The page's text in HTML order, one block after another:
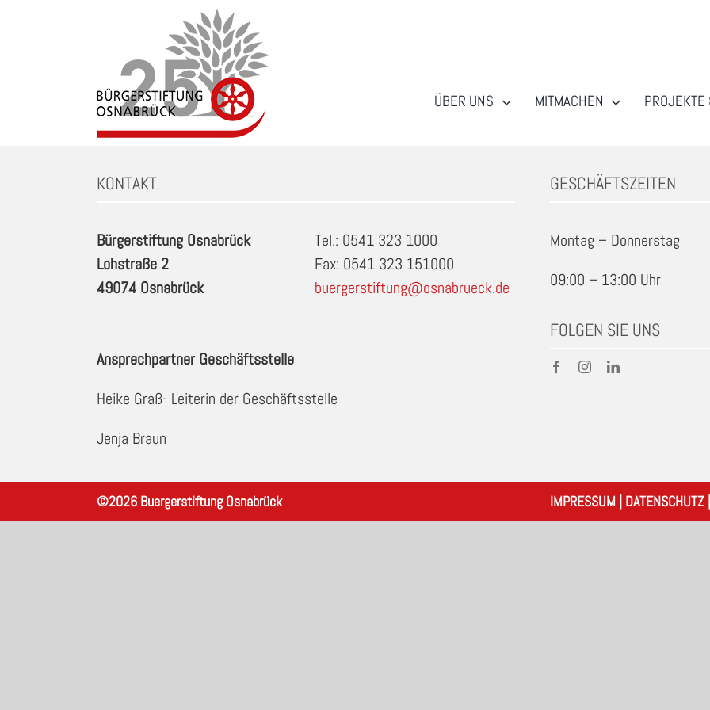
ÜBER UNS MITMACHEN PROJEKTE
Schlagwort: Kinderschwimmen ab 4 Jahren in Osnabrueck
KONTAKT
Bürgerstiftung Osnabrück
Lohstraße 2
49074 Osnabrück
Tel.: 0541 323 1000
Fax: 0541 323 151000
buergerstiftung@osnabrueck.de
Ansprechpartner Geschäftsstelle
Heike Graß- Leiterin der Geschäftsstelle
Jenja Braun
GESCHÄFTSZEITEN
Montag – Donnerstag
09:00 – 13:00 Uhr
FOLGEN SIE UNS
©2026 Buergerstiftung Osnabrück IMPRESSUM | DATENSCHUTZ|